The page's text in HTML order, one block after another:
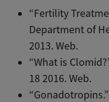
“Fertility
Department of
2013. Web.
“What is
18 2016. Web.